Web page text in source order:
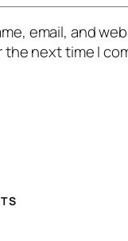
email, and
the next time I